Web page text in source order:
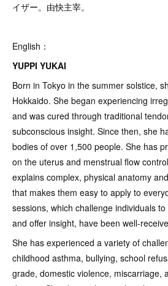
イザー。由快主宰。
English：
YUPPI YUKAI
Born in Tokyo in the summer solstice,
Hokkaido. She began experiencing
and was cured through traditional
subconscious insight. Since then, she
bodies of over 1,500 people. She has
on the uterus and menstrual flow
explains complex, physical anatomy
that makes them easy to apply to
sessions, which challenge individuals
and offer insight, have been well-
She has experienced a variety of
childhood asthma, bullying, school
grade, domestic violence, miscarriage,